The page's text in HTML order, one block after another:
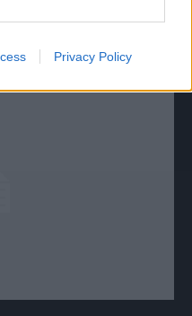
Privacy Policy
sa veoma teškim kardiološkim